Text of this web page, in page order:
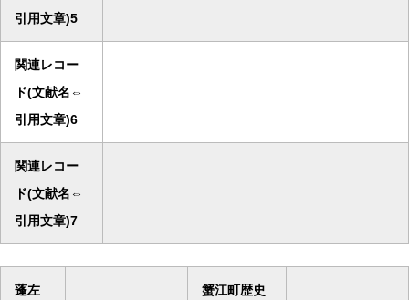
引用文章)5
関連レコー
ド(文献名⇔
引用文章)6
関連レコー
ド(文献名⇔
引用文章)7
蓬左
蟹江町歴史